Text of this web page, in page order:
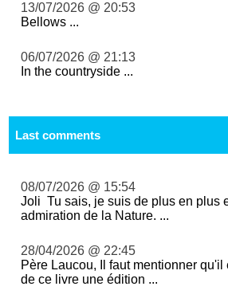
13/07/2026 @ 20:53
Bellows ...
06/07/2026 @ 21:13
In the countryside ...
Last comments
08/07/2026 @ 15:54
Joli Tu sais, je suis de plus en plus
admiration de la Nature. ...
28/04/2026 @ 22:45
Père Laucou, Il faut mentionner qu'il
de ce livre une édition ...